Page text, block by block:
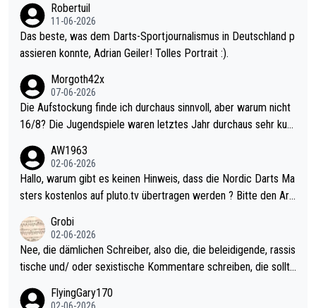
Robertuil
11-06-2026
Das beste, was dem Darts-Sportjournalismus in Deutschland p
assieren konnte, Adrian Geiler! Tolles Portrait :).
Morgoth42x
07-06-2026
Die Aufstockung finde ich durchaus sinnvoll, aber warum nicht
16/8? Die Jugendspiele waren letztes Jahr durchaus sehr kurz
Allerdings ist Mitchell Lawrie als Nummer 1 der Welt eh qualifi
ziert. Somit ändert die automatische Qualifikation des Weltmei
sters erstmal nichts. Ich denke sie wollen damit für nächstes J
ohl wenig WDF Turniere spielen. Dies war bei Archie Self letzt
es Jahr der Fall. Er musste als amtierender Weltmeister durch
den Qualifier und ich glaube kaum, dass Mitchel sich das (in Ve
gas) antun würde, wenn er doch eigentlich die PDC-WM als Zi
el hat.
AW1963
02-06-2026
Hallo, warum gibt es keinen Hinweis, dass die Nordic Darts Ma
sters kostenlos auf pluto.tv übertragen werden ? Bitte den Arti
Grobi
02-06-2026
Nee, die dämlichen Schreiber, also die, die beleidigende, rassis
tische und/ oder sexistische Kommentare schreiben, die sollte
s Leben in den Griff kriegen. Nur eins wundert mich: Luke Little
FlyingGary170
02-06-2026